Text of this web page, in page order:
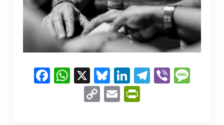
Facebook
WhatsApp
X Bluesky
LinkedIn
Telegram
Viber
Copy
Link
Email